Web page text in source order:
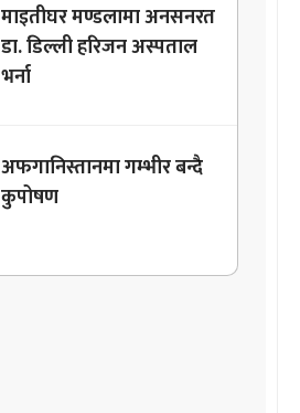
माइतीघर मण्डलामा अनसनरत
डा. डिल्ली हरिजन अस्पताल
भर्ना
अफगानिस्तानमा गम्भीर बन्दै
कुपोषण